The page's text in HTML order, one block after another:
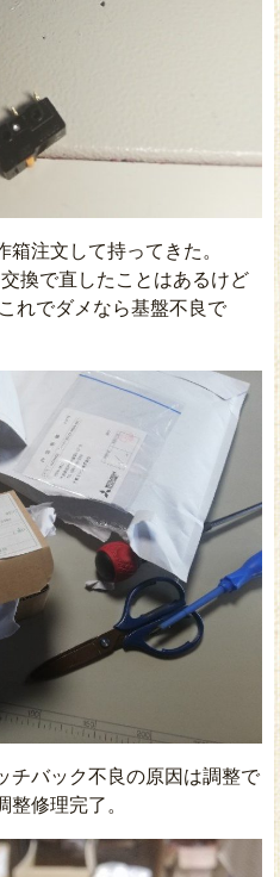
注文して持ってきた。
換で直したことはあるけど
れでダメなら基盤不良で
チバック不良の原因は調整で
修理完了。